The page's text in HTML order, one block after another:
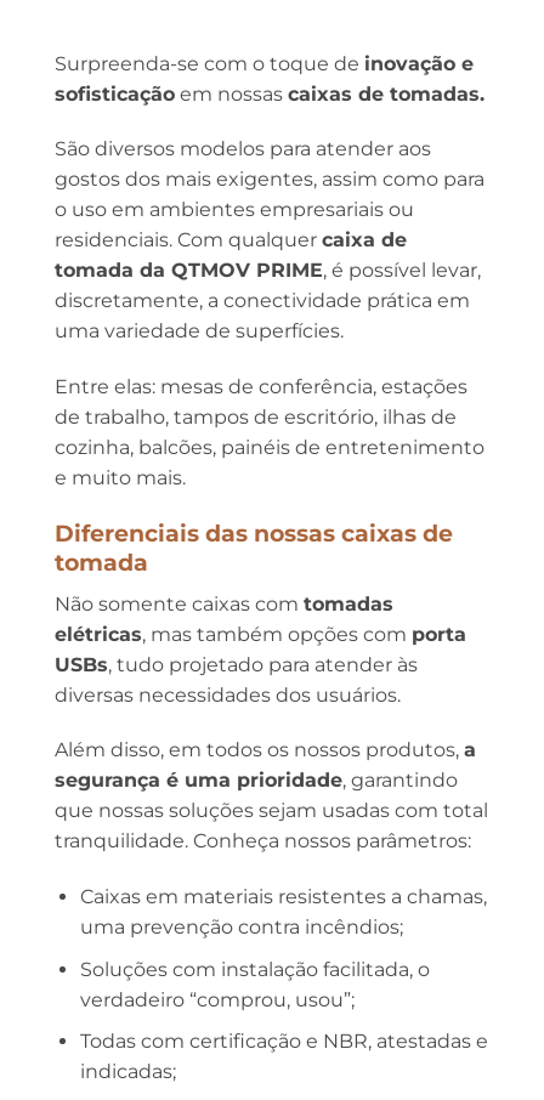
As
opções
ser
escolhidas
página
do
produto
Surpreenda-se com o toque de inovação e
sofisticação em nossas caixas de tomadas.
São diversos modelos para atender aos
gostos dos mais exigentes, assim como para
o uso em ambientes empresariais ou
residenciais. Com qualquer caixa de
tomada da QTMOV PRIME, é possível levar,
discretamente, a conectividade prática em
uma variedade de superfícies.
Entre elas: mesas de conferência, estações
de trabalho, tampos de escritório, ilhas de
cozinha, balcões, painéis de entretenimento
e muito mais.
Diferenciais das nossas caixas de
tomada
Não somente caixas com tomadas
elétricas, mas também opções com porta
USBs, tudo projetado para atender às
diversas necessidades dos usuários.
Além disso, em todos os nossos produtos, a
segurança é uma prioridade, garantindo
que nossas soluções sejam usadas com total
tranquilidade. Conheça nossos parâmetros:
Caixas em materiais resistentes a chamas,
uma prevenção contra incêndios;
Soluções com instalação facilitada, o
verdadeiro “comprou, usou”;
Todas com certificação e NBR, atestadas e
indicadas;